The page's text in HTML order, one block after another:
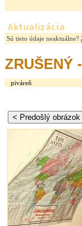
Aktualizácia
Sú tieto údaje neaktuálne?
ZRUŠENÝ
piváreň